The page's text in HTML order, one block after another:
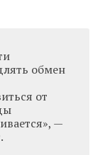
обмен
от
—